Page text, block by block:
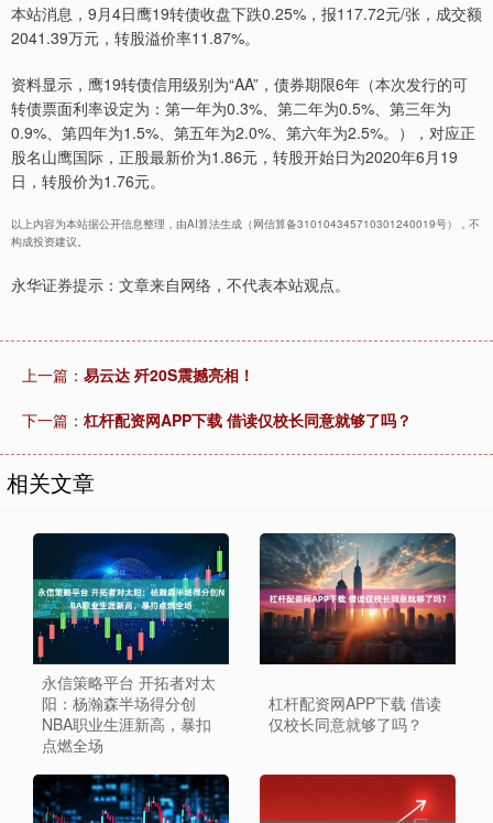
本站消息，9月4日鹰19转债收盘下跌0.25%，报117.72元/张，成交额
2041.39万元，转股溢价率11.87%。
资料显示，鹰19转债信用级别为“AA”，债券期限6年（本次发行的可
转债票面利率设定为：第一年为0.3%、第二年为0.5%、第三年为
0.9%、第四年为1.5%、第五年为2.0%、第六年为2.5%。），对应正
股名山鹰国际，正股最新价为1.86元，转股开始日为2020年6月19
日，转股价为1.76元。
以上内容为本站据公开信息整理，由AI算法生成（网信算备310104345710301240019号），不
构成投资建议。
永华证券提示：文章来自网络，不代表本站观点。
上一篇： 易云达 歼20S震撼亮相！
下一篇： 杠杆配资网APP下载 借读仅校长同意就够了吗？
相关文章
永信策略平台 开拓者对太
阳：杨瀚森半场得分创
NBA职业生涯新高，暴扣
点燃全场
杠杆配资网APP下载 借读
仅校长同意就够了吗？